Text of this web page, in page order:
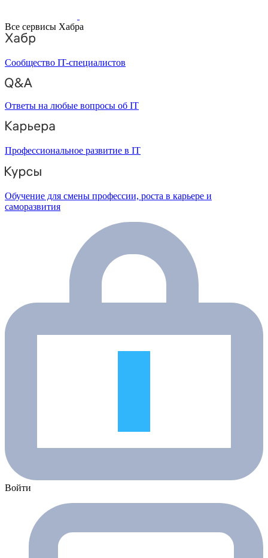
Все сервисы Хабра
Сообщество IT-специалистов
Ответы на любые вопросы об IT
Профессиональное развитие в IT
Обучение для смены профессии, роста в карьере и
саморазвития
Войти